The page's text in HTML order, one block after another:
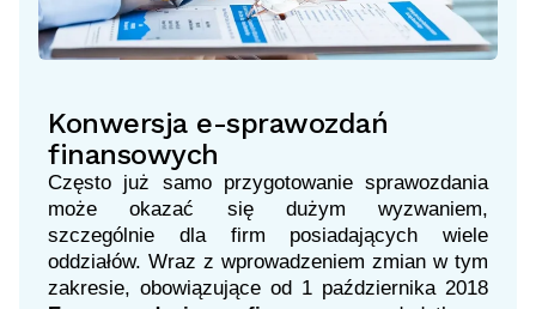
Konwersja e-sprawozdań
finansowych
Często już samo przygotowanie sprawozdania
może okazać się dużym wyzwaniem,
szczególnie dla firm posiadających wiele
oddziałów. Wraz z wprowadzeniem zmian w tym
zakresie, obowiązujące od 1 października 2018